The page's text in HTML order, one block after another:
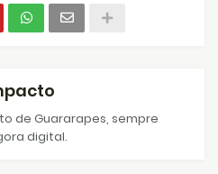
de Guararapes, sempre
digital.